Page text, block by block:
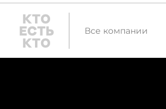
Все компании